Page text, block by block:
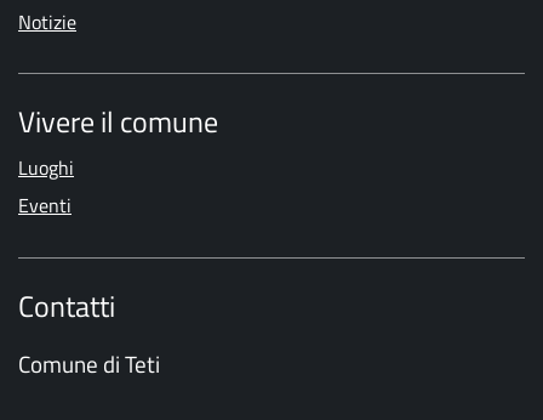
Notizie
Vivere il comune
Luoghi
Eventi
Contatti
Comune di Teti